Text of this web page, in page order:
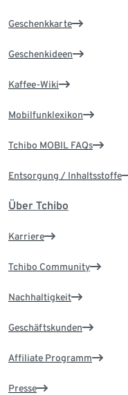
Geschenkkarte
Geschenkideen
Kaffee-Wiki
Mobilfunklexikon
Tchibo MOBIL FAQs
Entsorgung / Inhaltsstoffe
Über Tchibo
Karriere
Tchibo Community
Nachhaltigkeit
Geschäftskunden
Affiliate Programm
Presse